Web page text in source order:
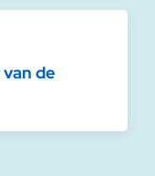
de